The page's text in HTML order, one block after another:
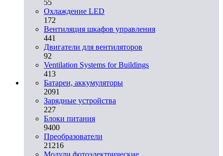
55
Охлаждение LED
172
Вентиляция шкафов управления
441
Двигатели для вентиляторов
92
Ventilation Systems for Buildings
413
Батареи, аккумуляторы
2091
Зарядные устройства
227
Блоки питания
9400
Преобразователи
21216
Модули фотоэлектрические